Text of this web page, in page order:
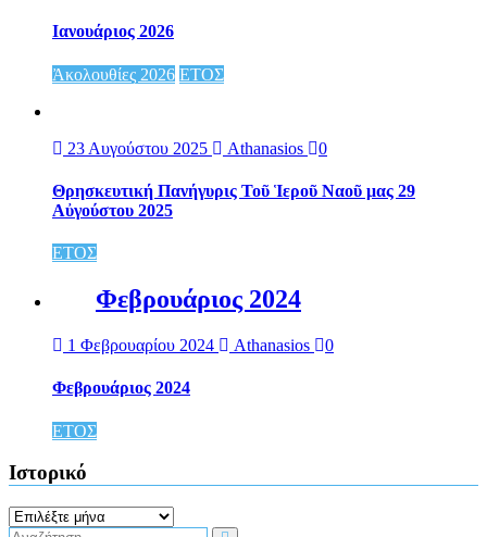
Ιανουάριος 2026
Ἀκολουθίες 2026 ΕΤΟΣ
23 Αυγούστου 2025 Athanasios 0
Θρησκευτική Πανήγυρις Τοῦ Ἱεροῦ Ναοῦ μας 29
Αὐγούστου 2025
ΕΤΟΣ
Φεβρουάριος 2024
1 Φεβρουαρίου 2024 Athanasios 0
Φεβρουάριος 2024
ΕΤΟΣ
Ιστορικό
Ιστορικό